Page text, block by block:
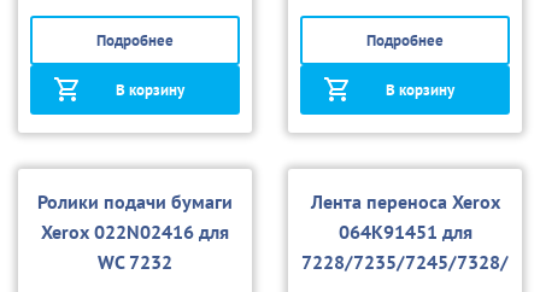
Подробнее
В корзину
Подробнее
В корзину
Ролики подачи бумаги
Xerox 022N02416 для
WC 7232
Лента переноса Xerox
064K91451 для
7228/7235/7245/7328/